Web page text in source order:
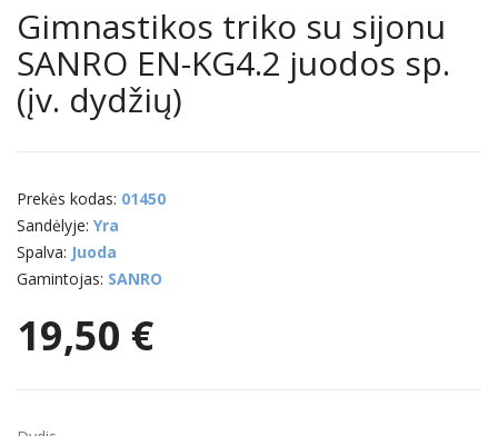
Gimnastikos triko su sijonu
SANRO EN-KG4.2 juodos sp.
(įv. dydžių)
Prekės kodas: 01450
Sandėlyje: Yra
Spalva: Juoda
Gamintojas: SANRO
19,50 €